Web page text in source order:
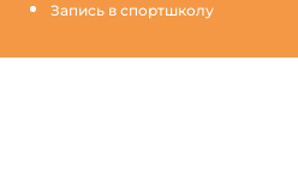
Запись в спортшколу